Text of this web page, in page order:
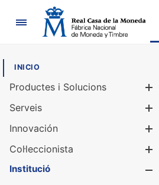
Navegació
INICIO
Productes i Solucions
Serveis
Innovación
Col·leccionista
Institució